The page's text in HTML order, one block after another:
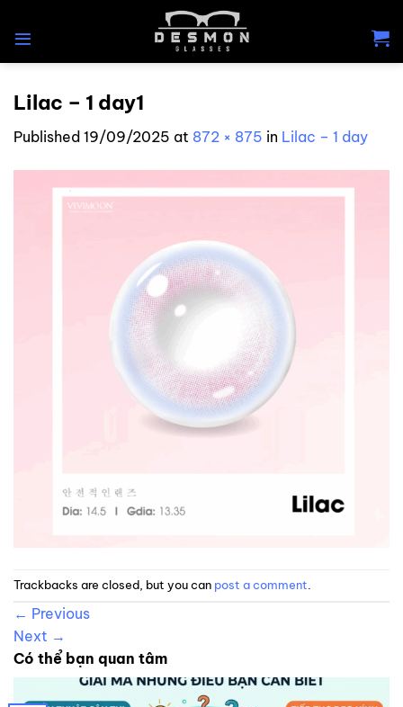
Lilac – 1 day1
Published 19/09/2025 at 872 × 875 in Lilac – 1 day
Trackbacks are closed, but you can post a comment
← Previous
Next →
Có thể bạn quan tâm